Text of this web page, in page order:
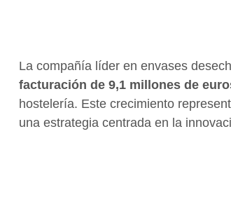
La compañía líder en envases
facturación de 9,1 millones de
hostelería. Este crecimiento
una estrategia centrada en la